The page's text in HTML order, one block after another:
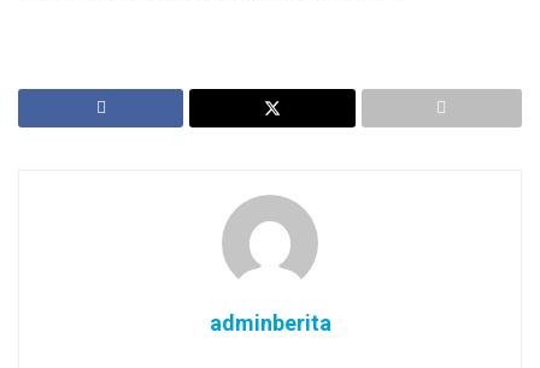
adminberita